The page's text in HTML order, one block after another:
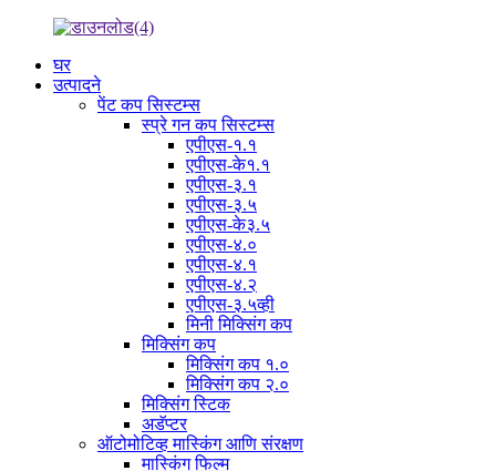
घर
उत्पादने
पेंट कप सिस्टम्स
स्प्रे गन कप सिस्टम्स
एपीएस-१.१
एपीएस-के१.१
एपीएस-३.१
एपीएस-३.५
एपीएस-के३.५
एपीएस-४.०
एपीएस-४.१
एपीएस-४.२
एपीएस-३.५व्ही
मिनी मिक्सिंग कप
मिक्सिंग कप
मिक्सिंग कप १.०
मिक्सिंग कप २.०
मिक्सिंग स्टिक
अडॅप्टर
ऑटोमोटिव्ह मास्किंग आणि संरक्षण
मास्किंग फिल्म